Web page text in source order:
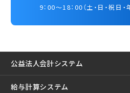
9：00～18：00（土・日・祝日
公益法人会計システム
給与計算システム